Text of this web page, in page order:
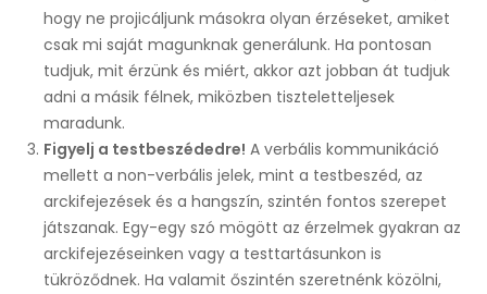
hogy ne projicáljunk másokra olyan érzéseket, amiket
csak mi saját magunknak generálunk. Ha pontosan
tudjuk, mit érzünk és miért, akkor azt jobban át tudjuk
adni a másik félnek, miközben tiszteletteljesek
maradunk.
Figyelj a testbeszédedre! A verbális kommunikáció
mellett a non-verbális jelek, mint a testbeszéd, az
arckifejezések és a hangszín, szintén fontos szerepet
játszanak. Egy-egy szó mögött az érzelmek gyakran az
arckifejezéseinken vagy a testtartásunkon is
tükröződnek. Ha valamit őszintén szeretnénk közölni,